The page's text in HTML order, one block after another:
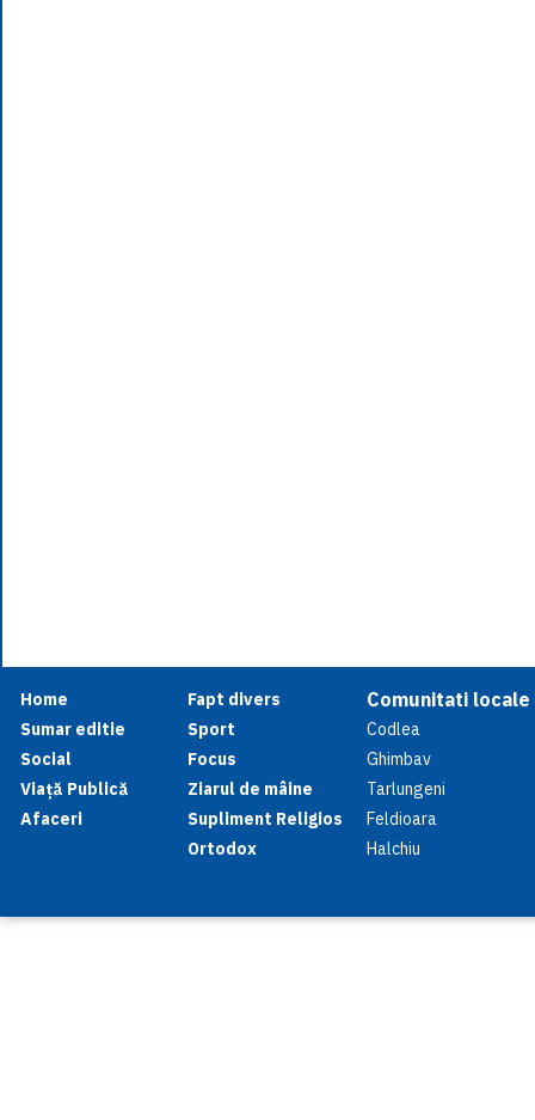
Home
Sumar editie
Social
Viață Publică
Afaceri
Fapt divers
Sport
Focus
Ziarul de mâine
Supliment Religios
Ortodox
Comunitati locale
Codlea
Ghimbav
Tarlungeni
Feldioara
Halchiu